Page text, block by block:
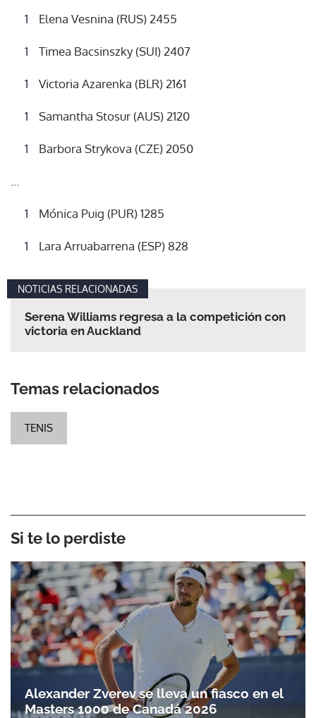
Elena Vesnina (RUS) 2455
Timea Bacsinszky (SUI) 2407
Victoria Azarenka (BLR) 2161
Samantha Stosur (AUS) 2120
Barbora Strykova (CZE) 2050
Mónica Puig (PUR) 1285
Lara Arruabarrena (ESP) 828
NOTICIAS RELACIONADAS
Serena Williams regresa a la competición con
victoria en Auckland
Temas relacionados
TENIS
Si te lo perdiste
Alexander Zverev se lleva un fiasco en el
Masters 1000 de Canadá 2026